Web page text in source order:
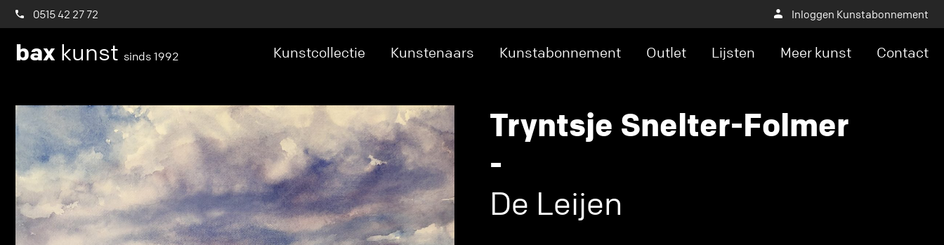
0515 42 27 72 Inloggen Kunstabonnement
bax kunst sinds 1992 Kunstcollectie Kunstenaars Kunstabonnement Outlet Lijsten Meer kunst Contact
Tryntsje Snelter-Folmer
-
De Leijen